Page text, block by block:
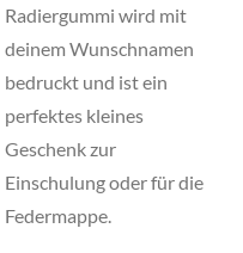
Radiergummi wird mit
deinem Wunschnamen
bedruckt und ist ein
perfektes kleines
Geschenk zur
Einschulung oder für die
Federmappe.